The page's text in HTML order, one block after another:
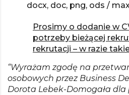
docx, doc, png, ods /
Prosimy o dodanie w
potrzeby bieżącej
rekrutacji – w razie
“Wyrażam zgodę na
osobowych przez Business
Dorota Lebek-Domogała